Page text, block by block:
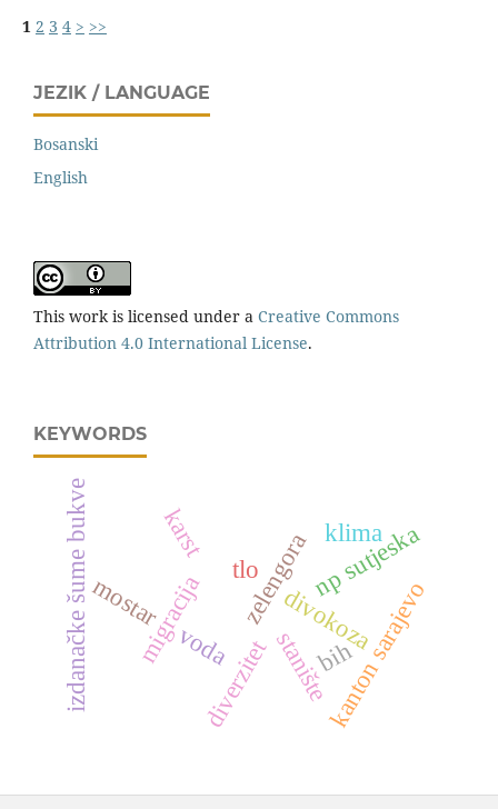
1 2 3 4 > >>
JEZIK / LANGUAGE
Bosanski
English
This work is licensed under a Creative Commons
Attribution 4.0 International License.
KEYWORDS
stanište
divokoza
zelengoranp sutjeska
migracija
karst
tlo
voda
klima
mostar
izdanačke šume bukve diverzitet kanton sarajevo
bih